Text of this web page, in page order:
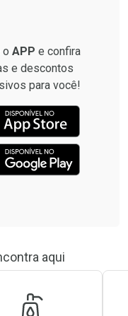
o APP e confira
e descontos
para você!
aqui